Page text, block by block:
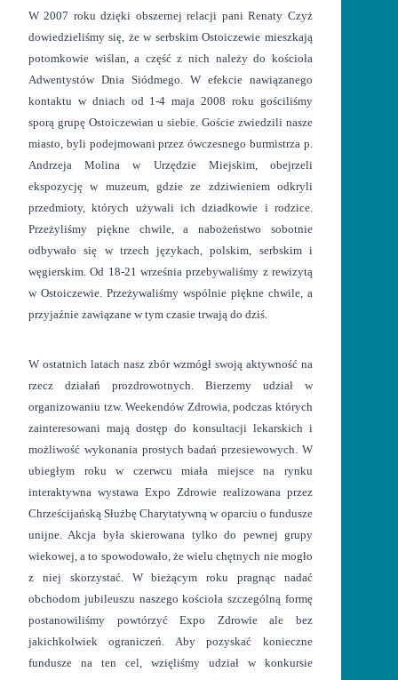
W 2007 roku dzięki obszernej relacji pani Renaty Czyż
dowiedzieliśmy się, że w serbskim Ostoiczewie mieszkają
potomkowie wiślan, a część z nich należy do kościoła
Adwentystów Dnia Siódmego. W efekcie nawiązanego
kontaktu w dniach od 1-4 maja 2008 roku gościliśmy
sporą grupę Ostoiczewian u siebie. Goście zwiedzili nasze
miasto, byli podejmowani przez ówczesnego burmistrza p.
Andrzeja Molina w Urzędzie Miejskim, obejrzeli
ekspozycję w muzeum, gdzie ze zdziwieniem odkryli
przedmioty, których używali ich dziadkowie i rodzice.
Przeżyliśmy piękne chwile, a nabożeństwo sobotnie
odbywało się w trzech językach, polskim, serbskim i
węgierskim. Od 18-21 września przebywaliśmy z rewizytą
w Ostoiczewie. Przeżywaliśmy wspólnie piękne chwile, a
przyjaźnie zawiązane w tym czasie trwają do dziś.
W ostatnich latach nasz zbór wzmógł swoją aktywność na
rzecz działań prozdrowotnych. Bierzemy udział w
organizowaniu tzw. Weekendów Zdrowia, podczas których
zainteresowani mają dostęp do konsultacji lekarskich i
możliwość wykonania prostych badań przesiewowych. W
ubiegłym roku w czerwcu miała miejsce na rynku
interaktywna wystawa Expo Zdrowie realizowana przez
Chrześcijańską Służbę Charytatywną w oparciu o fundusze
unijne. Akcja była skierowana tylko do pewnej grupy
wiekowej, a to spowodowało, że wielu chętnych nie mogło
z niej skorzystać. W bieżącym roku pragnąc nadać
obchodom jubileuszu naszego kościoła szczególną formę
postanowiliśmy powtórzyć Expo Zdrowie ale bez
jakichkolwiek ograniczeń. Aby pozyskać konieczne
fundusze na ten cel, wzięliśmy udział w konkursie